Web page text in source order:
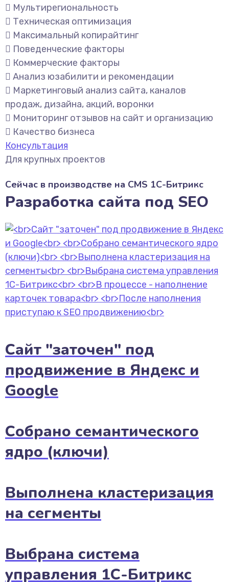
Мультирегиональность
Техническая оптимизация
Максимальный копирайтинг
Поведенческие факторы
Коммерческие факторы
Анализ юзабилити и рекомендации
Маркетинговый анализ сайта, каналов
продаж, дизайна, акций, воронки
Мониторинг отзывов на сайт и организацию
Качество бизнеса
Консультация
Для крупных проектов
Сейчас в производстве на CMS 1С-Битрикс
Разработка сайта под SEO
Сайт "заточен" под
продвижение в Яндекс и
Google
Собрано семантического
ядро (ключи)
Выполнена кластеризация
на сегменты
Выбрана система
управления 1С-Битрикс